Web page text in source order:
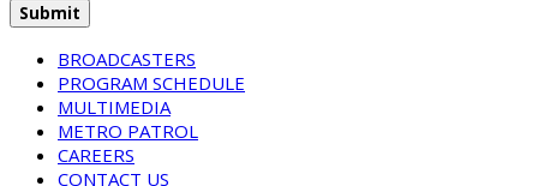
BROADCASTERS
PROGRAM SCHEDULE
MULTIMEDIA
METRO PATROL
CAREERS
CONTACT US